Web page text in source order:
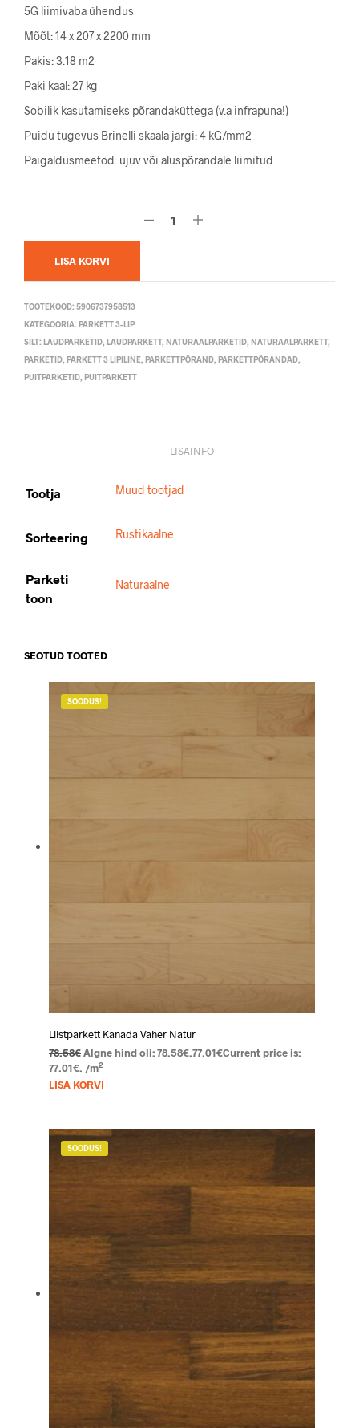
5G liimivaba ühendus
Mõõt: 14 x 207 x 2200 mm
Pakis: 3.18 m2
Paki kaal: 27 kg
Sobilik kasutamiseks põrandaküttega (v.a infrapuna!)
Puidu tugevus Brinelli skaala järgi: 4 kG/mm2
Paigaldusmeetod: ujuv või aluspõrandale liimitud
LISA KORVI
TOOTEKOOD:5906737958513
KATEGOORIA:PARKETT 3-LIP
SILT:LAUDPARKETID, LAUDPARKETT, NATURAALPARKETID, NATURAALPARKETT,
PARKETID, PARKETT 3 LIPILINE, PARKETTPÕRAND, PARKETTPÕRANDAD,
PUITPARKETID, PUITPARKETT
LISAINFO
Tootja Muud tootjad
Sorteering Rustikaalne
Parketi
toon
Naturaalne
SEOTUD TOOTED
SOODUS!
Liistparkett Kanada Vaher Natur
78.58€ Algne hind oli: 78.58€.77.01€Current price is:
77.01€. /m2
LISA KORVI
SOODUS!